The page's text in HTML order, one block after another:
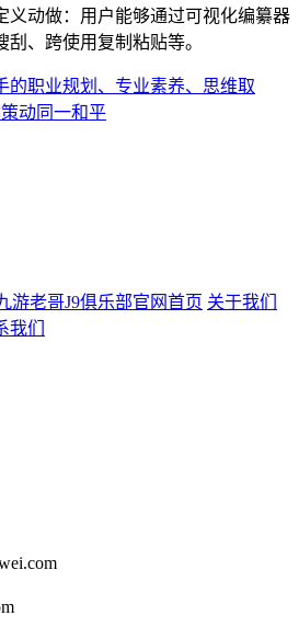
义动做：用户能够通过可视化编纂器
、跨使用复制粘贴等。
的职业规划、专业素养、思维取
动同一和平
游老哥J9俱乐部官网首页 关于我们
我们